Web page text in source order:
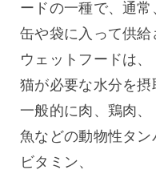
ードの一種で、通常
缶や袋に入って供給
ウェットフードは、
猫が必要な水分を摂
一般的に肉、鶏肉、
魚などの動物性タン
ビタミン、